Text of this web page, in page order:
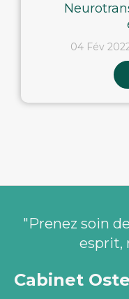
04 Fév
Cabinet
"Prenez soin
esprit,